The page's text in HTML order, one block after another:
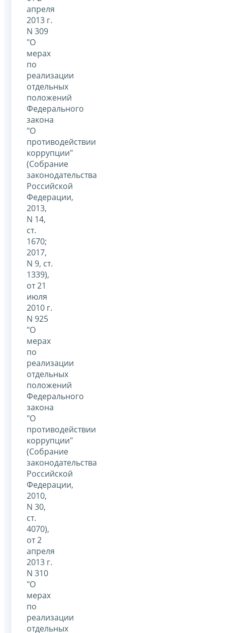
апреля
2013 г.
N 309
"О
мерах
по
реализации
отдельных
положений
Федерального
закона
"О
противодействии
коррупции"
(Собрание
законодательства
Российской
Федерации,
2013,
N 14,
ст.
1670;
2017,
N 9, ст.
1339),
от 21
июля
2010 г.
N 925
"О
мерах
по
реализации
отдельных
положений
Федерального
закона
"О
противодействии
коррупции"
(Собрание
законодательства
Российской
Федерации,
2010,
N 30,
ст.
4070),
от 2
апреля
2013 г.
N 310
"О
мерах
по
реализации
отдельных